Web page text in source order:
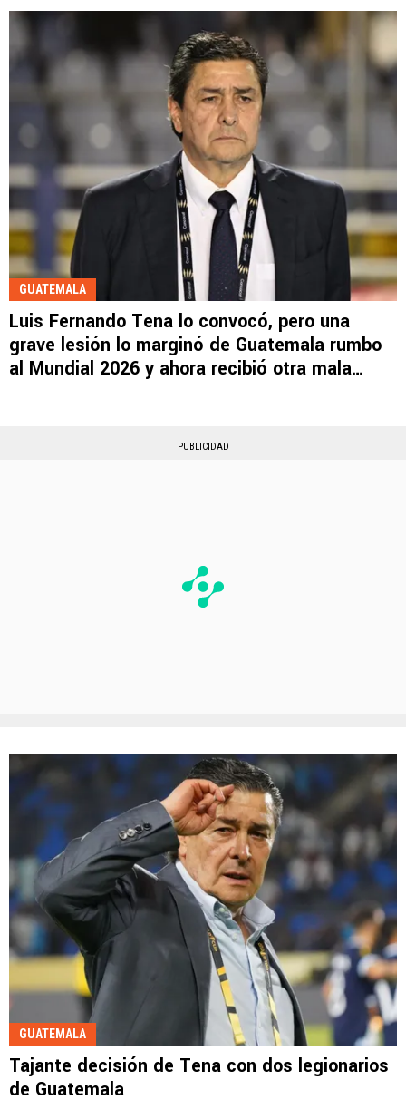
GUATEMALA
Luis Fernando Tena lo convocó, pero una
grave lesión lo marginó de Guatemala rumbo
al Mundial 2026 y ahora recibió otra mala
PUBLICIDAD
GUATEMALA
Tajante decisión de Tena con dos legionarios
de Guatemala